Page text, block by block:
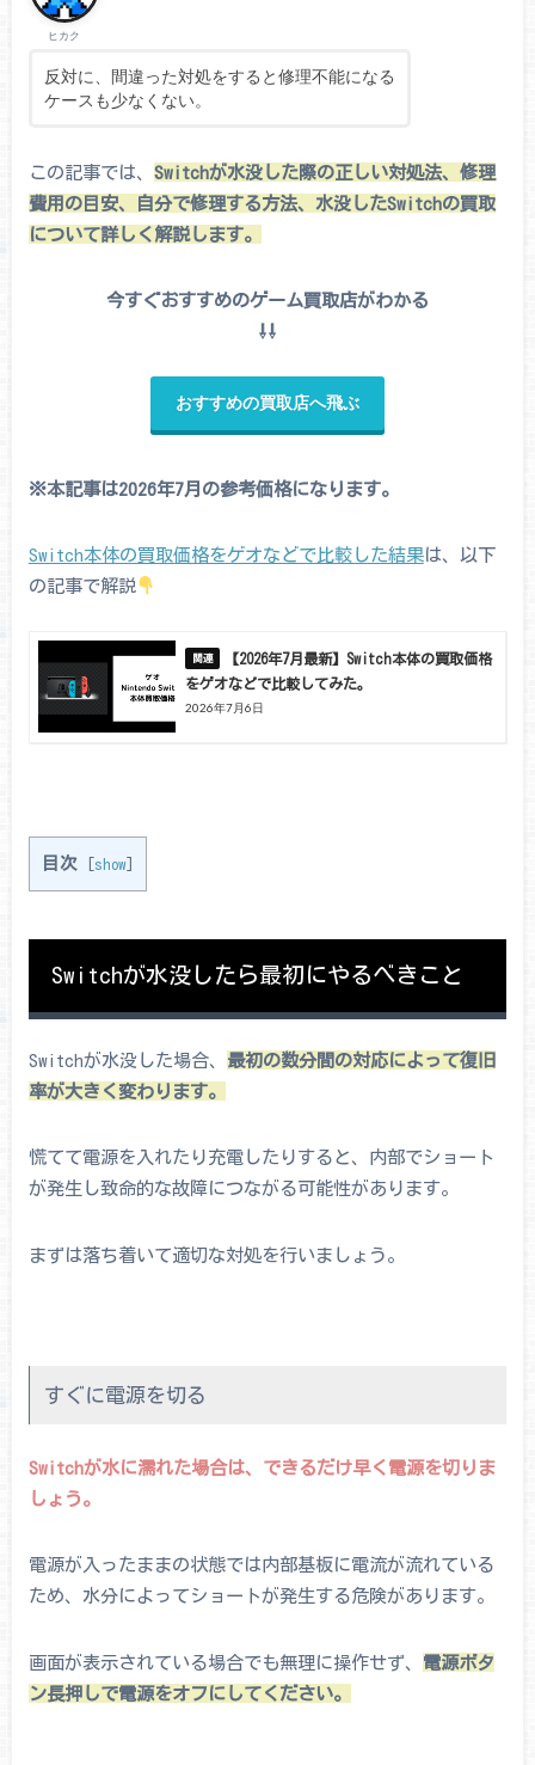
ヒカク
反対に、間違った対処をすると修理不能になる
ケースも少なくない。
この記事では、 Switchが水没した際の正しい対処法、修理
費用の目安、自分で修理する方法、水没したSwitchの買取
について詳しく解説します。
今すぐおすすめのゲーム買取店がわかる
⇩⇩
おすすめの買取店へ飛ぶ
※本記事は2026年7月の参考価格になります。
Switch本体の買取価格をゲオなどで比較した結果は、以下
の記事で解説
【2026年7月最新】Switch本体の買取価格
をゲオなどで比較してみた。
2026年7月6日
目次 [show]
Switchが水没したら最初にやるべきこと
Switchが水没した場合、 最初の数分間の対応によって復旧
率が大きく変わります。
慌てて電源を入れたり充電したりすると、内部でショート
が発生し致命的な故障につながる可能性があります。
まずは落ち着いて適切な対処を行いましょう。
すぐに電源を切る
Switchが水に濡れた場合は、できるだけ早く電源を切りま
しょう。
電源が入ったままの状態では内部基板に電流が流れている
ため、水分によってショートが発生する危険があります。
画面が表示されている場合でも無理に操作せず、 電源ボタ
ン長押しで電源をオフにしてください。